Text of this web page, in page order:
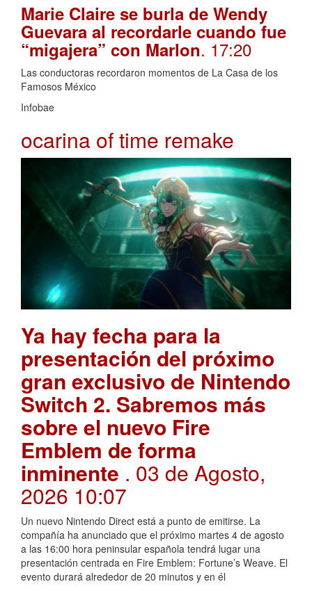
Marie Claire se burla de Wendy
Guevara al recordarle cuando fue
“migajera” con Marlon. 17:20
Las conductoras recordaron momentos de La Casa de los
Famosos México
Infobae
ocarina of time remake
Ya hay fecha para la
presentación del próximo
gran exclusivo de Nintendo
Switch 2. Sabremos más
sobre el nuevo Fire
Emblem de forma
inminente . 03 de Agosto,
2026 10:07
Un nuevo Nintendo Direct está a punto de emitirse. La
compañía ha anunciado que el próximo martes 4 de agosto
a las 16:00 hora peninsular española tendrá lugar una
presentación centrada en Fire Emblem: Fortune’s Weave. El
evento durará alrededor de 20 minutos y en él